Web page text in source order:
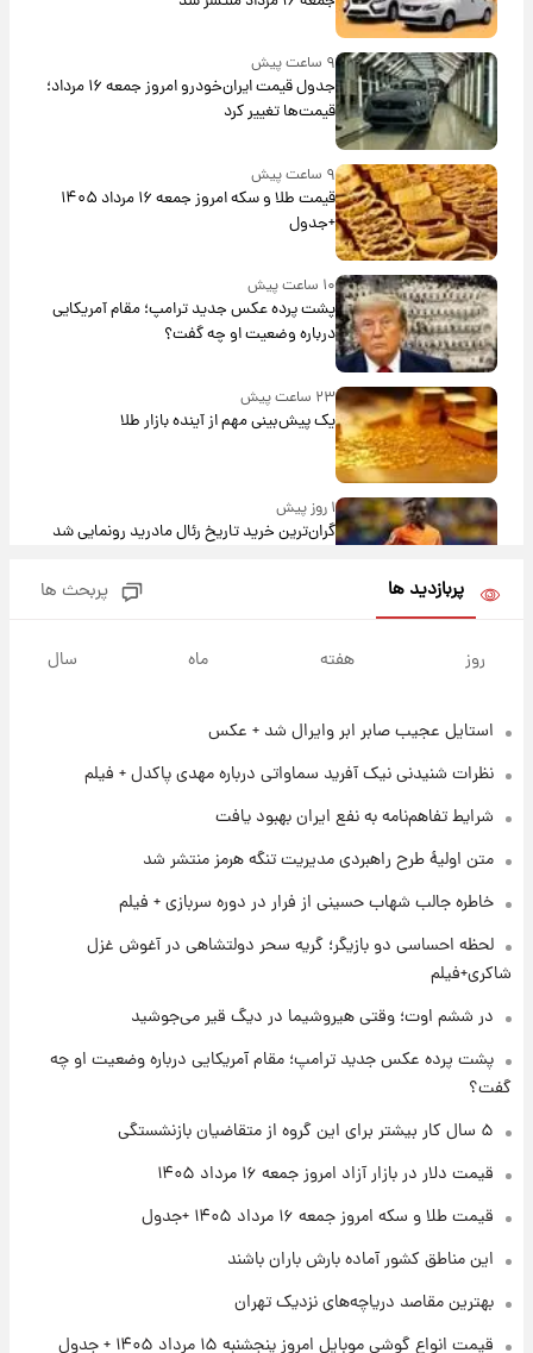
۹ ساعت پیش
جدول قیمت ایران‌خودرو امروز جمعه ۱۶ مرداد؛
قیمت‌ها تغییر کرد
۹ ساعت پیش
قیمت طلا و سکه امروز جمعه ۱۶ مرداد ۱۴۰۵
+جدول
۱۰ ساعت پیش
پشت پرده عکس جدید ترامپ؛ مقام آمریکایی
درباره وضعیت او چه گفت؟
۲۳ ساعت پیش
یک پیش‌بینی مهم از آینده بازار طلا
۱ روز پیش
گران‌ترین خرید تاریخ رئال مادرید رونمایی شد
روزها پربارش‌تر خواهند بود؟
۱ روز پیش
شد؛ تیکدری، محبی و سرگیف با اعداد ویژه
جزئیات فعال‌سازی «کیف پول ایران» اعلام
شد+فیلم
۱ روز پیش
امروز پنجشنبه ۱۵ مرداد ۱۴۰۵ +جدول
۱ روز پیش
۱ روز پیش
شد
پربازدید ها پربحث ها
روز هفته ماه سال
استایل عجیب صابر ابر وایرال شد + عکس
نظرات شنیدنی نیک آفرید سماواتی درباره مهدی پاکدل + فیلم
شرایط تفاهم‌نامه به نفع ایران بهبود یافت
متن اولیۀ طرح راهبردی مدیریت تنگه هرمز منتشر شد
خاطره جالب شهاب حسینی از فرار در دوره سربازی + فیلم
لحظه احساسی دو بازیگر؛ گریه سحر دولتشاهی در آغوش غزل
شاکری+فیلم
در ششم اوت؛ وقتی هیروشیما در دیگ قیر می‌جوشید
پشت پرده عکس جدید ترامپ؛ مقام آمریکایی درباره وضعیت او چه
گفت؟
۵ سال کار بیشتر برای این گروه از متقاضیان بازنشستگی
قیمت دلار در بازار آزاد امروز جمعه ۱۶ مرداد ۱۴۰۵
قیمت طلا و سکه امروز جمعه ۱۶ مرداد ۱۴۰۵ +جدول
این مناطق کشور آماده بارش باران باشند
بهترین مقاصد دریاچه‌های نزدیک تهران
قیمت انواع گوشی موبایل امروز پنجشنبه ۱۵ مرداد ۱۴۰۵ + جدول